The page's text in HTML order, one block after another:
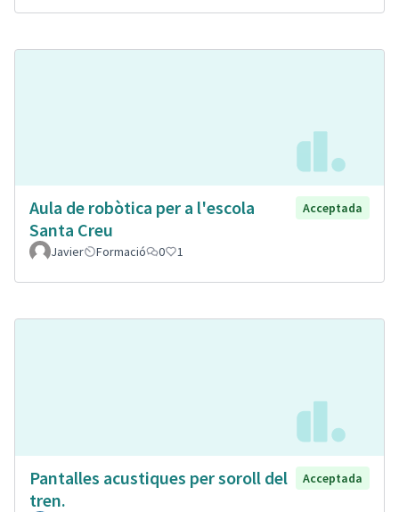
Aula de robòtica per a l'escola
Santa Creu
Acceptada
Javier Formació 0 1
Pantalles acustiques per soroll del
tren.
Acceptada